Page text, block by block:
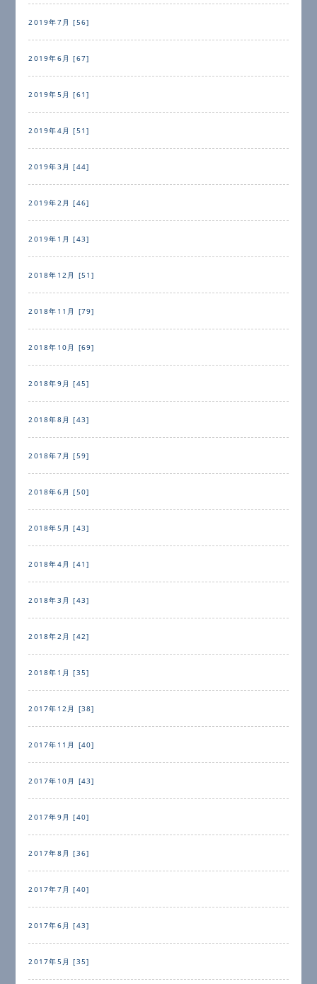
2019年7月 [56]
2019年6月 [67]
2019年5月 [61]
2019年4月 [51]
2019年3月 [44]
2019年2月 [46]
2019年1月 [43]
2018年12月 [51]
2018年11月 [79]
2018年10月 [69]
2018年9月 [45]
2018年8月 [43]
2018年7月 [59]
2018年6月 [50]
2018年5月 [43]
2018年4月 [41]
2018年3月 [43]
2018年2月 [42]
2018年1月 [35]
2017年12月 [38]
2017年11月 [40]
2017年10月 [43]
2017年9月 [40]
2017年8月 [36]
2017年7月 [40]
2017年6月 [43]
2017年5月 [35]